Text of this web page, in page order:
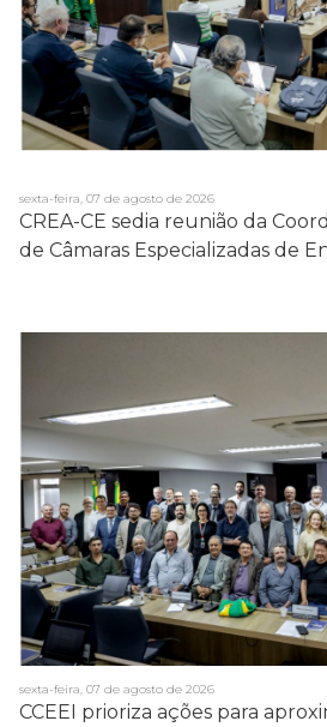
sexta-feira, 07 de agosto de 2026
CREA-CE sedia reunião da
de Câmaras Especializadas de
sexta-feira, 07 de agosto de 2026
CCEEI prioriza ações para